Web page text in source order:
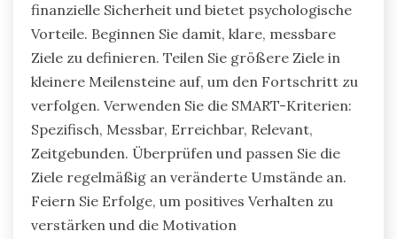
finanzielle Sicherheit und bietet psychologische
Vorteile. Beginnen Sie damit, klare, messbare
Ziele zu definieren. Teilen Sie größere Ziele in
kleinere Meilensteine auf, um den Fortschritt zu
verfolgen. Verwenden Sie die SMART-Kriterien:
Spezifisch, Messbar, Erreichbar, Relevant,
Zeitgebunden. Überprüfen und passen Sie die
Ziele regelmäßig an veränderte Umstände an.
Feiern Sie Erfolge, um positives Verhalten zu
verstärken und die Motivation